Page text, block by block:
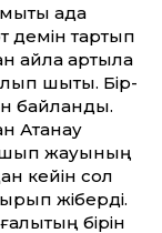
қада
демін тартып
айла артыла
шықты. Бір-
байланды.
Ақтанау
жауының
кейін сол
жіберді.
бірін